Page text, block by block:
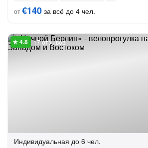
от€140 за всё до 4 чел.
17 отзывов
Индивидуальная до 6 чел.